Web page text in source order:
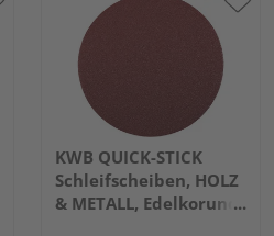
KWB QUICK-STICK
Schleifscheiben, HOLZ
& METALL, Edelkorund,